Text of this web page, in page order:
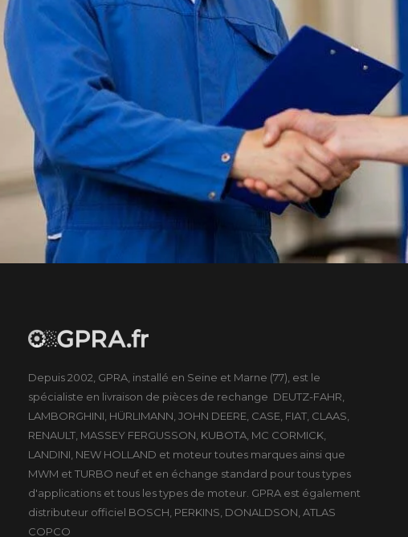
Depuis 2002, GPRA, installé en Seine et Marne (77), est le
spécialiste en livraison de pièces de rechange DEUTZ-FAHR,
LAMBORGHINI, HÜRLIMANN, JOHN DEERE, CASE, FIAT, CLAAS,
RENAULT, MASSEY FERGUSSON, KUBOTA, MC CORMICK,
LANDINI, NEW HOLLAND et moteur toutes marques ainsi que
MWM et TURBO neuf et en échange standard pour tous types
d'applications et tous les types de moteur. GPRA est également
distributeur officiel BOSCH, PERKINS, DONALDSON, ATLAS
COPCO